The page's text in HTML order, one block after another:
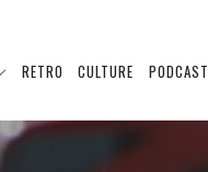
RETRO CULTURE PODCAST